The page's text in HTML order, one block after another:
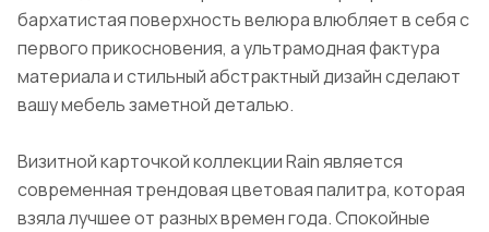
бархатистая поверхность велюра влюбляет в себя с
первого прикосновения, а ультрамодная фактура
материала и стильный абстрактный дизайн сделают
вашу мебель заметной деталью.
Визитной карточкой коллекции Rain является
современная трендовая цветовая палитра, которая
взяла лучшее от разных времен года. Спокойные